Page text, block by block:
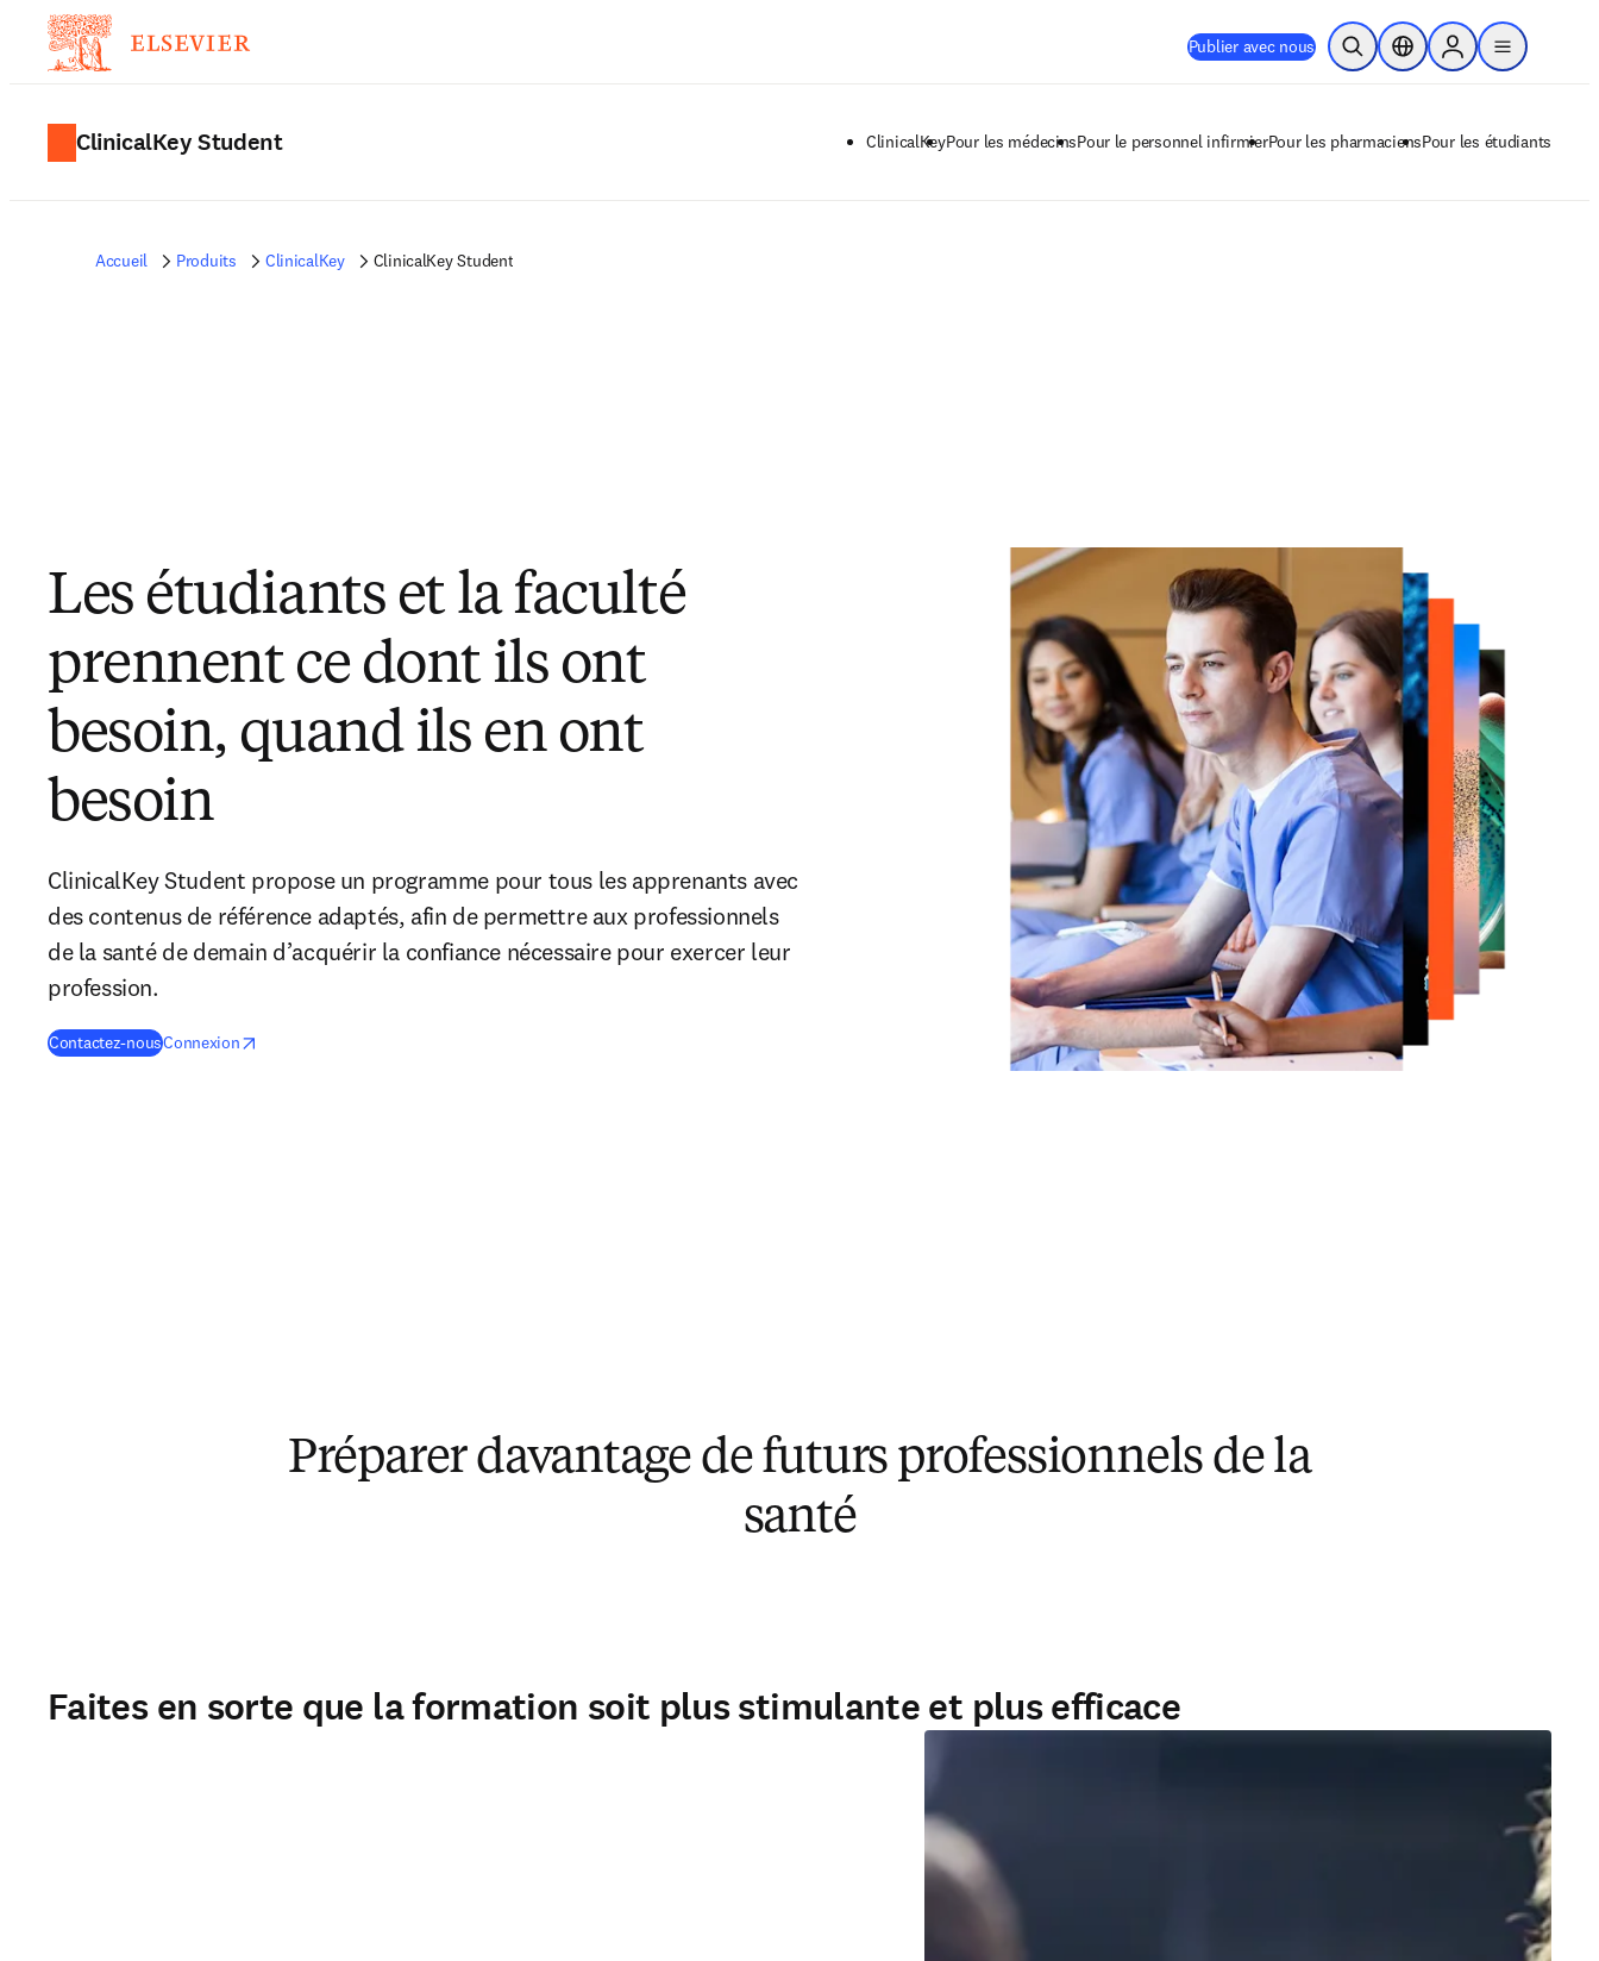
Publier avec nous Ouvrir la recherche
Sélecteur de localisation
Sign in to products
menu
ClinicalKey Student ClinicalKeyPour les médecinsPour le personnel infirmierPour les pharmaciensPour les étudiants
Accueil Produits ClinicalKey ClinicalKey Student
Les étudiants et la faculté
prennent ce dont ils ont
besoin, quand ils en ont
besoin
ClinicalKey Student propose un programme pour tous les apprenants avec
des contenus de référence adaptés, afin de permettre aux professionnels
de la santé de demain d’acquérir la confiance nécessaire pour exercer leur
profession.
Contactez-nousConnexionS’ouvre dans une nouvelle fenêtre
opens in new tab/window
Préparer davantage de futurs professionnels de la
santé
Faites en sorte que la formation soit plus stimulante et plus efficace